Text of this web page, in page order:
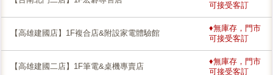
可接受客訂
【高雄建國店】1F複合店&附設家電體驗館
♦無庫存，門市
可接受客訂
【高雄建國二店】1F筆電&桌機專賣店
♦無庫存，門市
可接受客訂